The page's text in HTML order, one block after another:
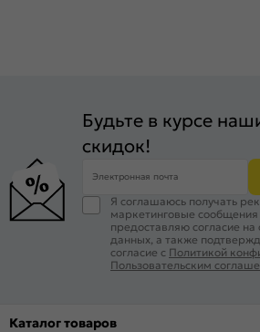
Будьте в курсе
скидок!
Электронная почта
Я соглашаюсь получать
маркетинговые
предоставляю согласие
данных, а также
согласие с Политикой
Пользовательским
Каталог товаров